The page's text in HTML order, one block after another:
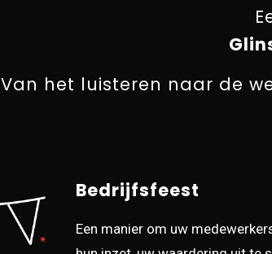
Van het luisteren naar de
Bedrijfsfeest
Een manier om uw